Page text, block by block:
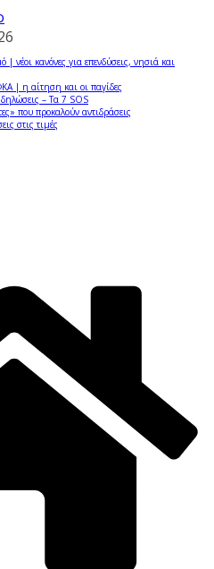
| νέοι κανόνες για επενδύσεις, νησιά και
| η αίτηση και οι παγίδες
– Τα 7 SOS
που προκαλούν αντιδράσεις
στις τιμές